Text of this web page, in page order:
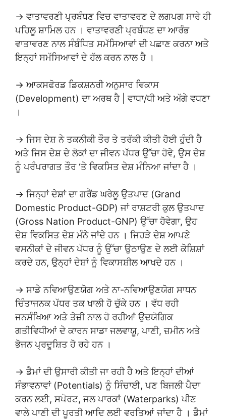
→ ਵਾਤਾਵਰਣੀ ਪ੍ਰਬੰਧਣ ਵਿਚ ਵਾਤਾਵਰਣ ਦੇ ਲਗਪਗ ਸਾਰੇ ਹੀ
ਪਹਿਲੂ ਸ਼ਾਮਿਲ ਹਨ । ਵਾਤਾਵਰਣੀ ਪ੍ਰਬੰਧਣ ਦਾ ਆਰੰਭ
ਵਾਤਾਵਰਣ ਨਾਲ ਸੰਬੰਧਿਤ ਸਮੱਸਿਆਵਾਂ ਦੀ ਪਛਾਣ ਕਰਨਾ ਅਤੇ
ਇਨ੍ਹਾਂ ਸਮੱਸਿਆਵਾਂ ਦੇ ਹੱਲ ਕਰਨ ਨਾਲ ਹੈ ।
→ ਆਕਸਫੋਰਡ ਡਿਕਸ਼ਨਰੀ ਅਨੁਸਾਰ ਵਿਕਾਸ
(Development) ਦਾ ਅਰਥ ਹੈ | ਵਾਧਾ/ਧੀ ਅਤੇ ਅੱਗੇ ਵਧਣਾ
।
→ ਜਿਸ ਦੇਸ਼ ਨੇ ਤਕਨੀਕੀ ਤੌਰ ਤੇ ਤਰੱਕੀ ਕੀਤੀ ਹੋਈ ਹੁੰਦੀ ਹੈ
ਅਤੇ ਜਿਸ ਦੇਸ਼ ਦੇ ਲੋਕਾਂ ਦਾ ਜੀਵਨ ਪੱਧਰ ਉੱਚਾ ਹੋਵੇ, ਉਸ ਦੇਸ਼
ਨੂੰ ਪਰੰਪਰਾਗਤ ਤੌਰ ‘ਤੇ ਵਿਕਸਿਤ ਦੇਸ਼ ਮੰਨਿਆ ਜਾਂਦਾ ਹੈ ।
→ ਜਿਨ੍ਹਾਂ ਦੇਸ਼ਾਂ ਦਾ ਗਰੈਂਡ ਘਰੇਲੂ ਉਤਪਾਦ (Grand
Domestic Product-GDP) ਜਾਂ ਰਾਸ਼ਟਰੀ ਕੁਲ ਉਤਪਾਦ
(Gross Nation Product-GNP) ਉੱਚਾ ਹੋਵੇਗਾ, ਉਹ
ਦੇਸ਼ ਵਿਕਸਿਤ ਦੇਸ਼ ਮੰਨੇ ਜਾਂਦੇ ਹਨ । ਜਿਹੜੇ ਦੇਸ਼ ਆਪਣੇ
ਵਸਨੀਕਾਂ ਦੇ ਜੀਵਨ ਪੱਧਰ ਨੂੰ ਉੱਚਾ ਉਠਾਉਣ ਦੇ ਲਈ ਕੋਸ਼ਿਸ਼ਾਂ
ਕਰਦੇ ਹਨ, ਉਨ੍ਹਾਂ ਦੇਸ਼ਾਂ ਨੂੰ ਵਿਕਾਸਸ਼ੀਲ ਆਖਦੇ ਹਨ ।
→ ਸਾਡੇ ਨਵਿਆਉਣਯੋਗ ਅਤੇ ਨਾ-ਨਵਿਆਉਣਯੋਗ ਸਾਧਨ
ਚਿੰਤਾਜਨਕ ਪੱਧਰ ਤਕ ਖਾਲੀ ਹੋ ਚੁੱਕੇ ਹਨ । ਵੱਧ ਰਹੀ
ਜਨਸੰਖਿਆ ਅਤੇ ਤੇਜ਼ੀ ਨਾਲ ਹੋ ਰਹੀਆਂ ਉਦਯੋਗਿਕ
ਗਤੀਵਿਧੀਆਂ ਦੇ ਕਾਰਨ ਸਾਡਾ ਜਲਵਾਯੂ, ਪਾਣੀ, ਜ਼ਮੀਨ ਅਤੇ
ਭੋਜਨ ਪ੍ਰਦੂਸ਼ਿਤ ਹੋ ਰਹੇ ਹਨ ।
→ ਡੈਮਾਂ ਦੀ ਉਸਾਰੀ ਕੀਤੀ ਜਾ ਰਹੀ ਹੈ ਅਤੇ ਇਨ੍ਹਾਂ ਦੀਆਂ
ਸੰਭਾਵਨਾਵਾਂ (Potentials) ਨੂੰ ਸਿੰਚਾਈ, ਪਣ ਬਿਜਲੀ ਪੈਦਾ
ਕਰਨ ਲਈ, ਸਪੋਰਟ, ਜਲ ਪਾਰਕਾਂ (Waterparks) ਪੀਣ
ਵਾਲੇ ਪਾਣੀ ਦੀ ਪੂਰਤੀ ਆਦਿ ਲਈ ਵਰਤਿਆਂ ਜਾਂਦਾ ਹੈ । ਡੈਮਾਂ